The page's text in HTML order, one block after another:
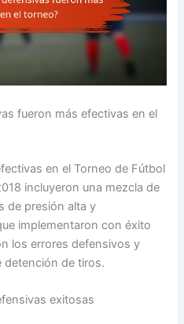
fueron más efectivas en el
en el Torneo de Fútbol
incluyeron una mezcla de
de presión alta y
implementaron con éxito
los errores defensivos y
detención de tiros.
exitosas